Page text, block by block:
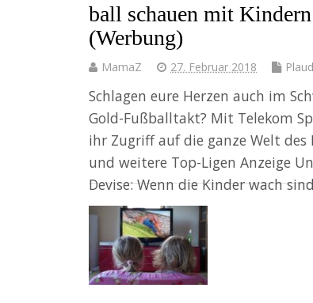
ball schauen mit Kindern
(Werbung)
MamaZ 27. Februar 2018
Schlagen eure Herzen auch im
Gold-Fußballtakt? Mit Telekom
ihr Zugriff auf die ganze Welt des
und weitere Top-Ligen Anzeige
Devise: Wenn die Kinder wach
Weiter